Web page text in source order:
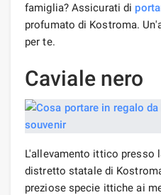
famiglia? Assicurati di
profumato di Kostroma.
per te.
Caviale nero
L'allevamento ittico presso
distretto statale di
preziose specie ittiche ai